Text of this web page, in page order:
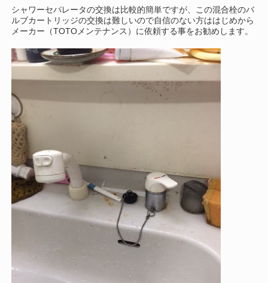
シャワーセパレータの交換は比較的簡単ですが、この混合栓のバ
ルブカートリッジの交換は難しいので自信のない方ははじめから
メーカー（TOTOメンテナンス）に依頼する事をお勧めします。